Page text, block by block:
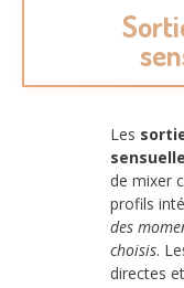
Les
de mixer
profils
des
choisis.
directes et